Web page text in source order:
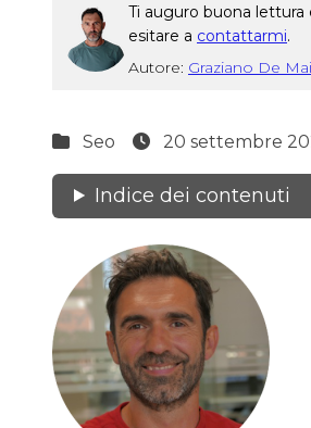
Ti auguro buona
esitare a contattarmi.
Autore: Graziano De
Seo 20 settembre
Indice dei contenuti